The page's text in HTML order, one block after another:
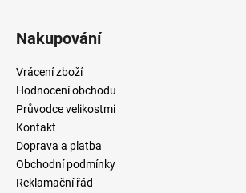
Nakupování
Vrácení zboží
Hodnocení obchodu
Průvodce velikostmi
Kontakt
Doprava a platba
Obchodní podmínky
Reklamační řád